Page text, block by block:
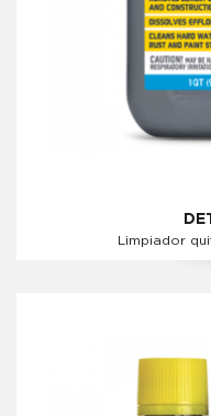
Limpiador